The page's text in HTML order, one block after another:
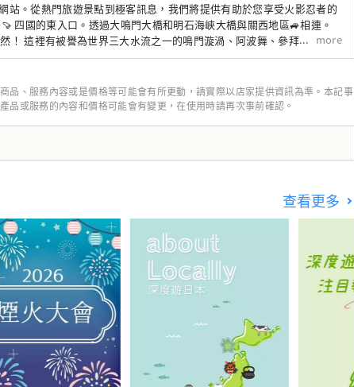
站。從熱門旅遊景點到極客訊息，我們將提供有助於您享受火影忍者的
四國的東入口。透過大鳴門大橋和明石海峽大橋與關西地區🚙相連。
！ 這裡有被譽為世界三大水流之一的鳴門漩渦、阿波舞、參拜道等許多
more
品、服務內容或是價格等可能會有所更動，請實際以店家提供資訊為準。本記事
品或服務的內容和價格可能會有變更，在使用時請再次事前確認。
查看更多